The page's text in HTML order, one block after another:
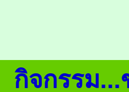
กิจกรรม...